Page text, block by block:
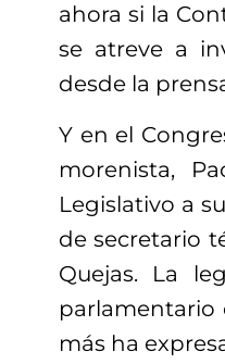
ahora si la
se atreve a
desde la
Y en el
morenista,
Legislativo a
de secretario
Quejas. La
parlamentario
más ha